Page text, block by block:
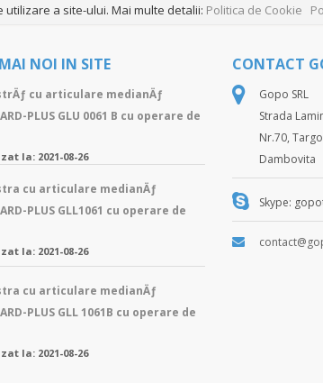
a site-ului. Mai multe detalii: Politica de Cookie
NOI IN SITE
cu articulare medianÄƒ
PLUS GLU 0061 B cu operare de
la: 2021-08-26
cu articulare medianÄƒ
PLUS GLL1061 cu operare de
la: 2021-08-26
cu articulare medianÄƒ
PLUS GLL 1061B cu operare de
la: 2021-08-26
CONTACT
Gopo SRL
Strada
Nr.70,
Dambovita
Skype: